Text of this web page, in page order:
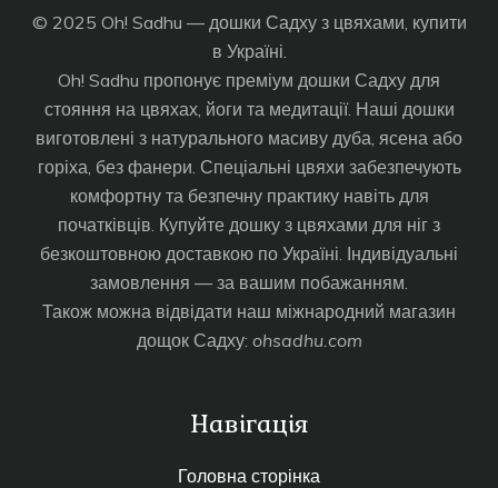
© 2025 Oh! Sadhu — дошки Садху з цвяхами, купити
в Україні.
Oh! Sadhu пропонує преміум дошки Садху для
стояння на цвяхах, йоги та медитації. Наші дошки
виготовлені з натурального масиву дуба, ясена або
горіха, без фанери. Спеціальні цвяхи забезпечують
комфортну та безпечну практику навіть для
початківців. Купуйте дошку з цвяхами для ніг з
безкоштовною доставкою по Україні. Індивідуальні
замовлення — за вашим побажанням.
Також можна відвідати наш міжнародний магазин
дощок Садху: ohsadhu.com
Навігація
Головна сторінка